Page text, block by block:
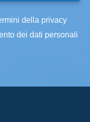
della privacy
dei dati personali